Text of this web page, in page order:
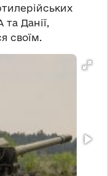
Данії,
своїм.